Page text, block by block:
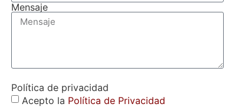
Mensaje
Política de privacidad
Acepto la Política de Privacidad